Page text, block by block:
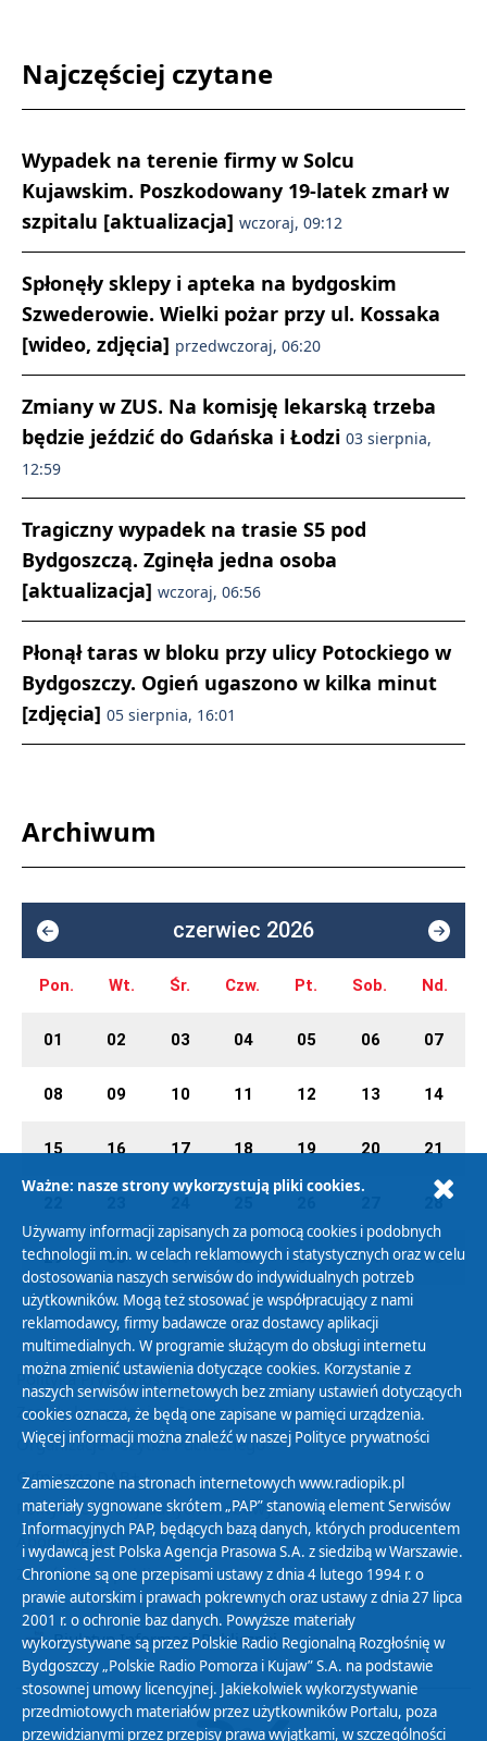
Najczęściej czytane
Wypadek na terenie firmy w Solcu
Kujawskim. Poszkodowany 19-latek zmarł w
szpitalu [aktualizacja] wczoraj, 09:12
Spłonęły sklepy i apteka na bydgoskim
Szwederowie. Wielki pożar przy ul. Kossaka
[wideo, zdjęcia] przedwczoraj, 06:20
Zmiany w ZUS. Na komisję lekarską trzeba
będzie jeździć do Gdańska i Łodzi 03 sierpnia,
12:59
Tragiczny wypadek na trasie S5 pod
Bydgoszczą. Zginęła jedna osoba
[aktualizacja] wczoraj, 06:56
Płonął taras w bloku przy ulicy Potockiego w
Bydgoszczy. Ogień ugaszono w kilka minut
[zdjęcia] 05 sierpnia, 16:01
Archiwum
czerwiec 2026
Pon. Wt. Śr. Czw. Pt. Sob. Nd.
01 02 03 04 05 06 07
08 09 10 11 12 13 14
15 16 17 18 19 20 21
28
29 30 01 02 03 04 05
Polityka Prywatności
Zasady korzystania z Serwisu
Organizacje Pożytku Publicznego
Cyfryzacja DAB+
Polityka ochrony danych osobowych
Abonament
Zamówienia publiczne
Biuletyn Informacji Publicznej
Ważne: nasze strony wykorzystują pliki cookies.
Używamy informacji zapisanych za pomocą cookies i podobnych
technologii m.in. w celach reklamowych i statystycznych oraz w celu
dostosowania naszych serwisów do indywidualnych potrzeb
użytkowników. Mogą też stosować je współpracujący z nami
reklamodawcy, firmy badawcze oraz dostawcy aplikacji
multimedialnych. W programie służącym do obsługi internetu
można zmienić ustawienia dotyczące cookies. Korzystanie z
naszych serwisów internetowych bez zmiany ustawień dotyczących
cookies oznacza, że będą one zapisane w pamięci urządzenia.
Więcej informacji można znaleźć w naszej Polityce prywatności
Zamieszczone na stronach internetowych www.radiopik.pl
materiały sygnowane skrótem „PAP” stanowią element Serwisów
Informacyjnych PAP, będących bazą danych, których producentem
i wydawcą jest Polska Agencja Prasowa S.A. z siedzibą w Warszawie.
Chronione są one przepisami ustawy z dnia 4 lutego 1994 r. o
prawie autorskim i prawach pokrewnych oraz ustawy z dnia 27 lipca
2001 r. o ochronie baz danych. Powyższe materiały
wykorzystywane są przez Polskie Radio Regionalną Rozgłośnię w
Bydgoszczy „Polskie Radio Pomorza i Kujaw” S.A. na podstawie
stosownej umowy licencyjnej. Jakiekolwiek wykorzystywanie
przedmiotowych materiałów przez użytkowników Portalu, poza
przewidzianymi przez przepisy prawa wyjątkami, w szczególności